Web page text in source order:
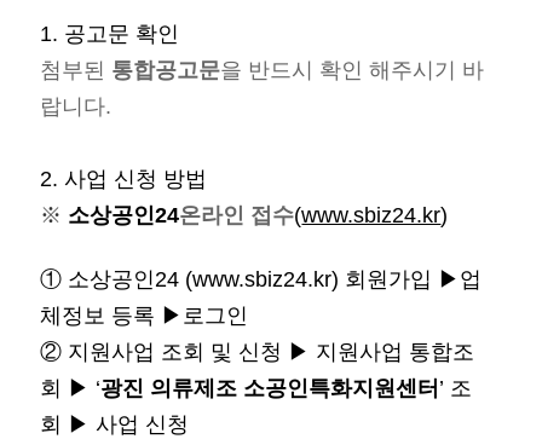
1. 공고문 확인
첨부된 통합공고문을 반드시 확인 해주시기 바
랍니다.
2. 사업 신청 방법
※ 소상공인24온라인 접수(www.sbiz24.kr)
① 소상공인24 (www.sbiz24.kr) 회원가입 ▶ 업
체정보 등록 ▶ 로그인
② 지원사업 조회 및 신청 ▶ 지원사업 통합조
회 ▶ ‘광진 의류제조 소공인특화지원센터 ’ 조
회 ▶사업 신청